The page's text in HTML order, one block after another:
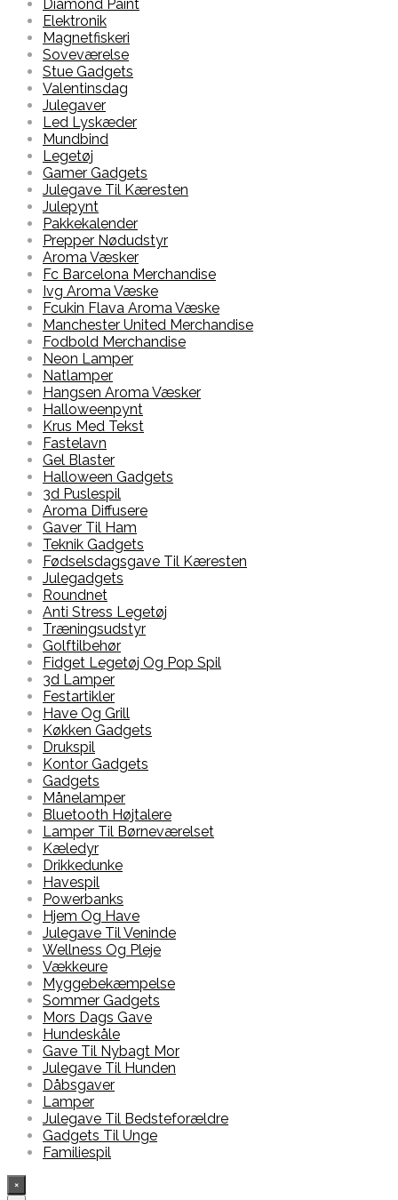
Diamond Paint
Elektronik
Magnetfiskeri
Soveværelse
Stue Gadgets
Valentinsdag
Julegaver
Led Lyskæder
Mundbind
Legetøj
Gamer Gadgets
Julegave Til Kæresten
Julepynt
Pakkekalender
Prepper Nødudstyr
Aroma Væsker
Fc Barcelona Merchandise
Ivg Aroma Væske
Fcukin Flava Aroma Væske
Manchester United Merchandise
Fodbold Merchandise
Neon Lamper
Natlamper
Hangsen Aroma Væsker
Halloweenpynt
Krus Med Tekst
Fastelavn
Gel Blaster
Halloween Gadgets
3d Puslespil
Aroma Diffusere
Gaver Til Ham
Teknik Gadgets
Fødselsdagsgave Til Kæresten
Julegadgets
Roundnet
Anti Stress Legetøj
Træningsudstyr
Golftilbehør
Fidget Legetøj Og Pop Spil
3d Lamper
Festartikler
Have Og Grill
Køkken Gadgets
Drukspil
Kontor Gadgets
Gadgets
Månelamper
Bluetooth Højtalere
Lamper Til Børneværelset
Kæledyr
Drikkedunke
Havespil
Powerbanks
Hjem Og Have
Julegave Til Veninde
Wellness Og Pleje
Vækkeure
Myggebekæmpelse
Sommer Gadgets
Mors Dags Gave
Hundeskåle
Gave Til Nybagt Mor
Julegave Til Hunden
Dåbsgaver
Lamper
Julegave Til Bedsteforældre
Gadgets Til Unge
Familiespil
×